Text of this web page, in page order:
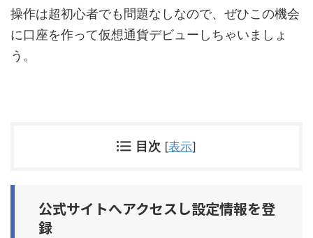
操作は超初心者でも問題なしなので、ぜひこの機会
に口座を作って仮想通貨デビューしちゃいましょ
う。
目次 [表示]
公式サイトへアクセスし設定情報を登
録